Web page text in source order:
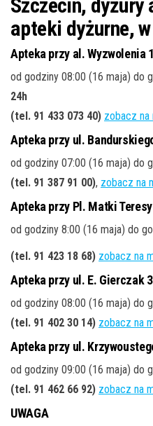
Szczecin,
apteki dyżurne,
Apteka przy al. Wyzwolenia
od godziny 08:00 (16 maja) do
24h
(tel. 91 433 073 40) zobacz na
Apteka przy ul.
od godziny 07:00 (16 maja) do
(tel. 91 387 91 00), zobacz na
Apteka przy Pl. Matki
od godziny 8:00 (16 maja) do
(tel. 91 423 18 68) zobacz na
Apteka przy ul. E. Gierczak
od godziny 08:00 (16 maja) do
(tel. 91 402 30 14) zobacz na
Apteka przy ul.
od godziny 09:00 (16 maja) do
(tel. 91 462 66 92) zobacz na
UWAGA